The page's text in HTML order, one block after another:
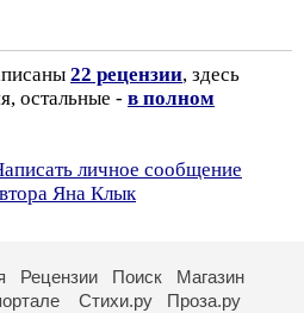
22 рецензии, здесь
остальные - в полном
личное сообщение
Яна Клык
Рецензии Поиск
Магазин
Стихи.ру Проза.ру